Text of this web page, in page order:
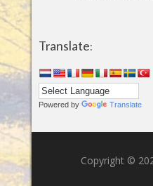
Translate:
Powered by Translate
Copyright ©